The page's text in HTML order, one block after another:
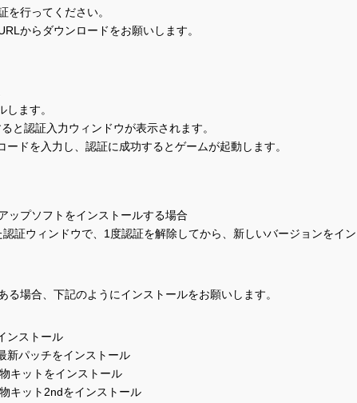
行ってください。
からダウンロードをお願いします。
ます。
と認証入力ウィンドウが表示されます。
ドを入力し、認証に成功するとゲームが起動します。
プソフトをインストールする場合
証ウィンドウで、1度認証を解除してから、新しいバージョンをイ
る場合、下記のようにインストールをお願いします。
ンストール
新パッチをインストール
キットをインストール
キット2ndをインストール